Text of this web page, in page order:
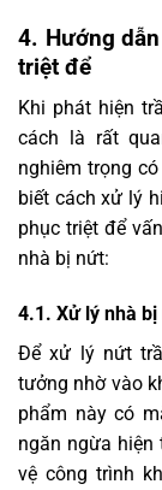
4. Hướng
triệt để
Khi phát hiện
cách là rất
nghiêm trọng
biết cách xử lý
phục triệt để
nhà bị nứt:
4.1. Xử lý nhà
Để xử lý nứt
tưởng nhờ vào
phẩm này có
ngăn ngừa
vệ công trình